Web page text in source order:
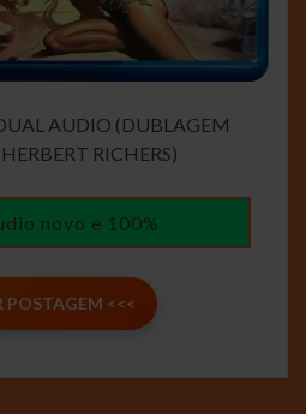
AUDIO (DUBLAGEM
RICHERS)
novo e 100%
POSTAGEM <<<